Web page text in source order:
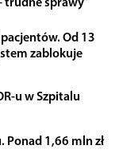
Od 13
zablokuje
u w Szpitalu
1,66 mln zł